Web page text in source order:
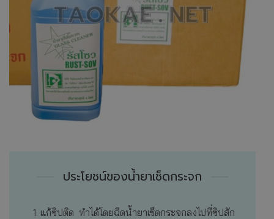
ประโยชน์ของน้ำยาเช็ดกระจก
แก้ซิปติด ทำได้โดยฉีดน้ำยาเช็ดกระจกลงไปที่ซิปสัก